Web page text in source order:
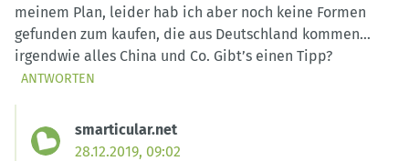
meinem Plan, leider hab ich aber noch keine Formen
gefunden zum kaufen, die aus Deutschland kommen…
irgendwie alles China und Co. Gibt’s einen Tipp?
ANTWORTEN
smarticular.net
28.12.2019, 09:02